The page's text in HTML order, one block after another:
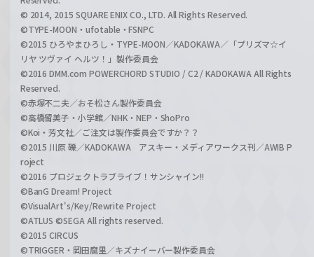
© 2014, 2015 SQUARE ENIX CO., LTD. All Rights Reserved.
©TYPE-MOON・ufotable・FSNPC
©2015 ひろやまひろし・TYPE-MOON／KADOKAWA／「プリズマ☆イ
リヤ ツヴァイ ヘルツ！」製作委員会
©2016 DMM.com POWERCHORD STUDIO / C2 / KADOKAWA All Rights
Reserved.
©赤塚不二夫／おそ松さん製作委員会
©高橋留美子・小学館／NHK・NEP・ShoPro
©Koi・芳文社／ご注文は製作委員会ですか？？
©2015 川原 礫／KADOKAWA アスキー・メディアワークス刊／AWIB P
roject
©2016 プロジェクトラブライブ！サンシャイン!!
©BanG Dream! Project
©VisualArt's/Key/Rewrite Project
©ATLUS ©SEGA All rights reserved.
©2015 CIRCUS
©TRIGGER・岡田麿里／キズナイーバー製作委員会